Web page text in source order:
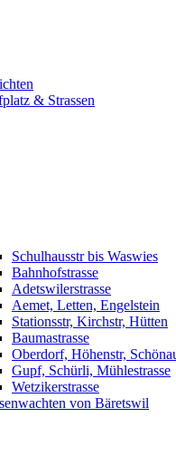
& Strassen
Schulhausstr bis Waswies
Bahnhofstrasse
Adetswilerstrasse
Aemet, Letten, Engelstein
Stationsstr, Kirchstr, Hütten
Baumastrasse
Oberdorf, Höhenstr,
Gupf, Schürli, Mühlestrasse
Wetzikerstrasse
von Bäretswil